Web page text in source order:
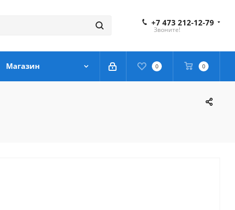
+7 473 212-12-79
Звоните!
0 0
Магазин